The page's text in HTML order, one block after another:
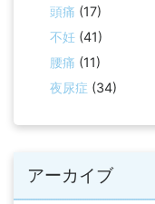
頭痛 (17)
不妊 (41)
腰痛 (11)
夜尿症 (34)
アーカイブ